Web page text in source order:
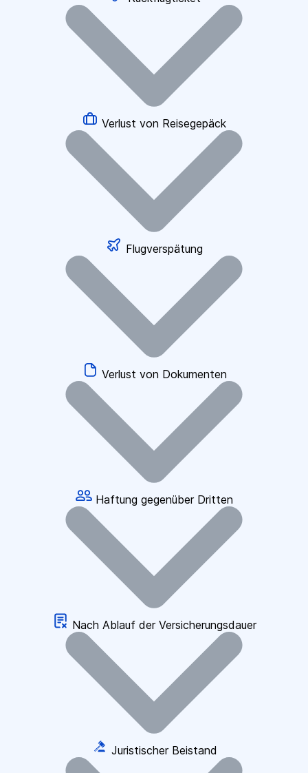
Verlust von Reisegepäck
Flugverspätung
Verlust von Dokumenten
Haftung gegenüber Dritten
Nach Ablauf der Versicherungsdauer
Juristischer Beistand